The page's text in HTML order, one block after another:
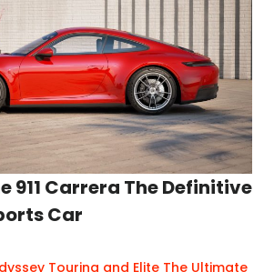
911 Carrera The Definitive
Car